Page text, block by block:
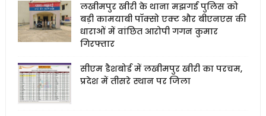
लखीमपुर खीरी के थाना मझगई पुलिस को
बड़ी कामयाबी पॉक्सो एक्ट और बीएनएस की
धाराओं में वांछित आरोपी गगन कुमार
गिरफ्तार
सीएम डैशबोर्ड में लखीमपुर खीरी का परचम,
प्रदेश में तीसरे स्थान पर जिला